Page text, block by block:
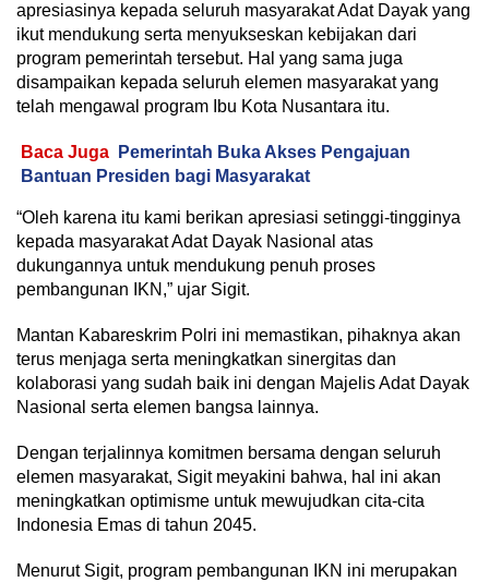
apresiasinya kepada seluruh masyarakat Adat Dayak yang
ikut mendukung serta menyukseskan kebijakan dari
program pemerintah tersebut. Hal yang sama juga
disampaikan kepada seluruh elemen masyarakat yang
telah mengawal program Ibu Kota Nusantara itu.
Baca Juga
Pemerintah Buka Akses Pengajuan
Bantuan Presiden bagi Masyarakat
“Oleh karena itu kami berikan apresiasi setinggi-tingginya
kepada masyarakat Adat Dayak Nasional atas
dukungannya untuk mendukung penuh proses
pembangunan IKN,” ujar Sigit.
Mantan Kabareskrim Polri ini memastikan, pihaknya akan
terus menjaga serta meningkatkan sinergitas dan
kolaborasi yang sudah baik ini dengan Majelis Adat Dayak
Nasional serta elemen bangsa lainnya.
Dengan terjalinnya komitmen bersama dengan seluruh
elemen masyarakat, Sigit meyakini bahwa, hal ini akan
meningkatkan optimisme untuk mewujudkan cita-cita
Indonesia Emas di tahun 2045.
Menurut Sigit, program pembangunan IKN ini merupakan